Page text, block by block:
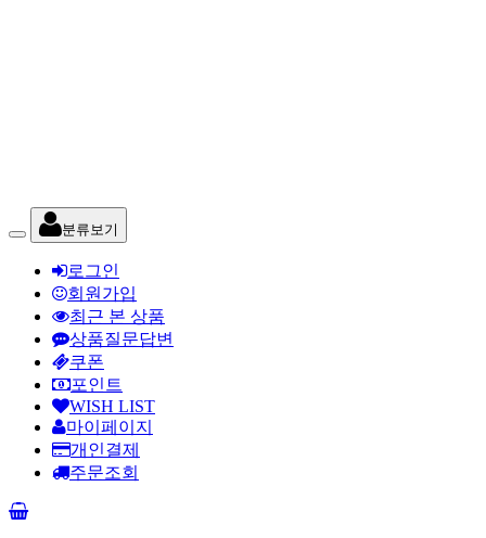
분류보기
로그인
회원가입
최근 본 상품
상품질문답변
쿠폰
포인트
WISH LIST
마이페이지
개인결제
주문조회